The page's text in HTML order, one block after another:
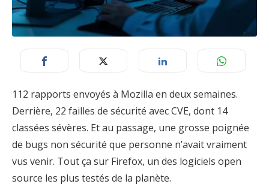
112 rapports envoyés à Mozilla en deux semaines.
Derrière, 22 failles de sécurité avec CVE, dont 14
classées sévères. Et au passage, une grosse poignée
de bugs non sécurité que personne n’avait vraiment
vus venir. Tout ça sur Firefox, un des logiciels open
source les plus testés de la planète.